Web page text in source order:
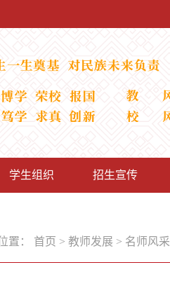
学生组织 招生宣传
置： 首页 > 教师发展 > 名师风采